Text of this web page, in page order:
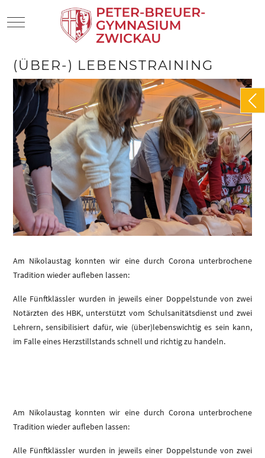
Mobile Menu Toggle
(ÜBER-) LEBENSTRAINING
Am Nikolaustag konnten wir eine durch Corona unterbrochene
Tradition wieder aufleben lassen:
Alle Fünftklässler wurden in jeweils einer Doppelstunde von zwei
Notärzten des HBK, unterstützt vom Schulsanitätsdienst und zwei
Lehrern, sensibilisiert dafür, wie (über)lebenswichtig es sein kann,
im Falle eines Herzstillstands schnell und richtig zu handeln.
Am Nikolaustag konnten wir eine durch Corona unterbrochene
Tradition wieder aufleben lassen:
Alle Fünftklässler wurden in jeweils einer Doppelstunde von zwei